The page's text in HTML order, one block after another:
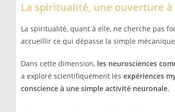
La spiritualité, une ouverture à
La spiritualité, quant à elle, ne cherche pas
accueillir ce qui dépasse la simple
Dans cette dimension, les neurosciences
a exploré scientifiquement les expériences
conscience à une simple activité neuronale.